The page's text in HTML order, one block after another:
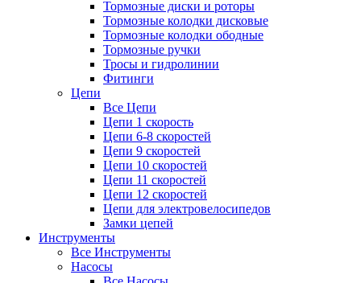
Тормозные диски и роторы
Тормозные колодки дисковые
Тормозные колодки ободные
Тормозные ручки
Тросы и гидролинии
Фитинги
Цепи
Все Цепи
Цепи 1 скорость
Цепи 6-8 скоростей
Цепи 9 скоростей
Цепи 10 скоростей
Цепи 11 скоростей
Цепи 12 скоростей
Цепи для электровелосипедов
Замки цепей
Инструменты
Все Инструменты
Насосы